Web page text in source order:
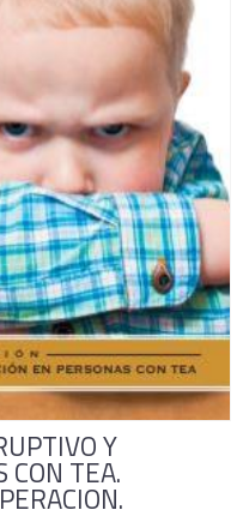
Y
CON TEA.